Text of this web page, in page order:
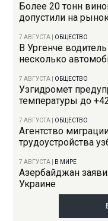
Более 20 тонн
допустили на
7 АВГУСТА ОБЩЕСТВО
В Ургенче
несколько
7 АВГУСТА ОБЩЕСТВО
Узгидромет
температуры до
7 АВГУСТА ОБЩЕСТВО
Агентство
трудоустройства
7 АВГУСТА В МИРЕ
Азербайджан
Украине